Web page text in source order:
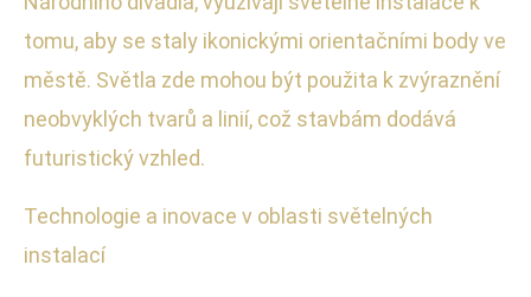
tomu, aby se staly ikonickými orientačními body ve
městě. Světla zde mohou být použita k zvýraznění
neobvyklých tvarů a linií, což stavbám dodává
futuristický vzhled.
Technologie a inovace v oblasti světelných
instalací